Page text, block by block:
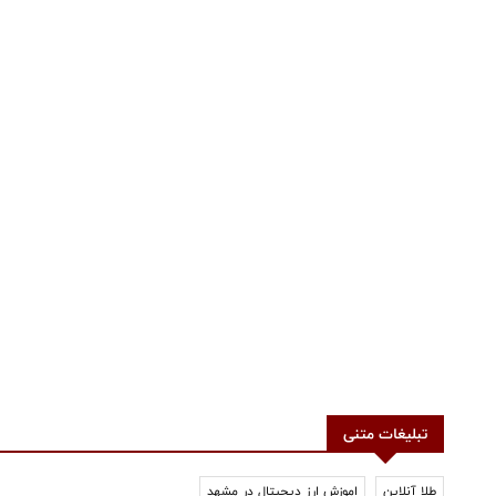
تبلیغات متنی
طلا آنلاین اموزش ارز دیجیتال در مشهد